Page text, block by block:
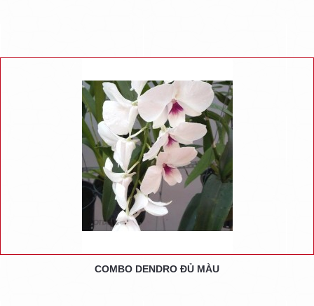
COMBO DENDRO ĐỦ MÀU